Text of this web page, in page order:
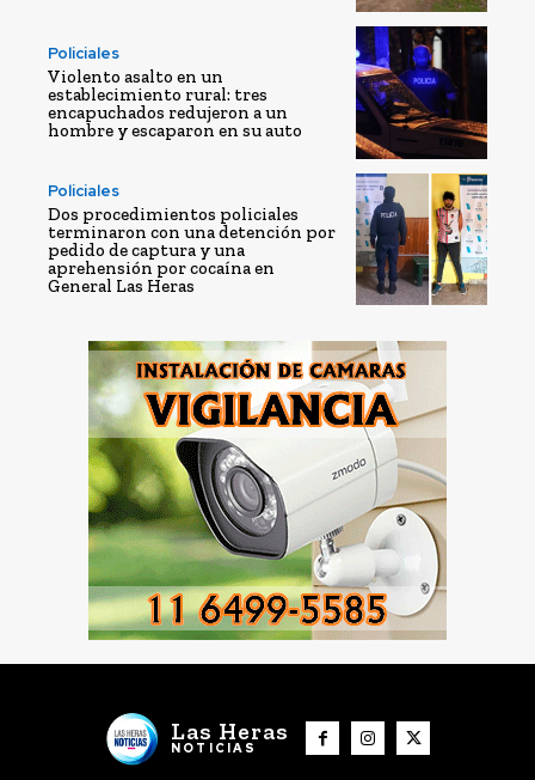
Policiales
Violento asalto en un
establecimiento rural: tres
encapuchados redujeron a un
hombre y escaparon en su auto
Policiales
Dos procedimientos policiales
terminaron con una detención por
pedido de captura y una
aprehensión por cocaína en
General Las Heras
Las Heras
NOTICIAS